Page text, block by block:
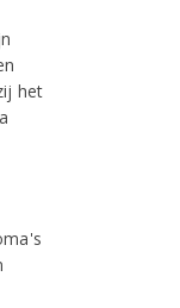
het